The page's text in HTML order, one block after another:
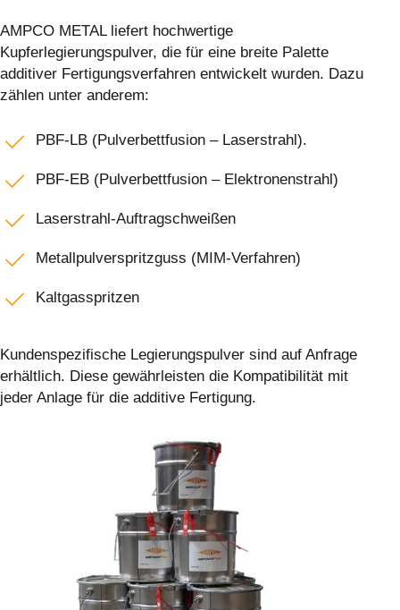
AMPCO METAL liefert hochwertige
Kupferlegierungspulver, die für eine breite Palette
additiver Fertigungsverfahren entwickelt wurden. Dazu
zählen unter anderem:
PBF-LB (Pulverbettfusion – Laserstrahl).
PBF-EB (Pulverbettfusion – Elektronenstrahl)
Laserstrahl-Auftragschweißen
Metallpulverspritzguss (MIM-Verfahren)
Kaltgasspritzen
Kundenspezifische Legierungspulver sind auf Anfrage
erhältlich. Diese gewährleisten die Kompatibilität mit
jeder Anlage für die additive Fertigung.